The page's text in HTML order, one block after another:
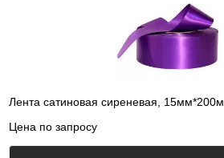
Лента сатиновая сиреневая, 15мм*200м
Цена по запросу